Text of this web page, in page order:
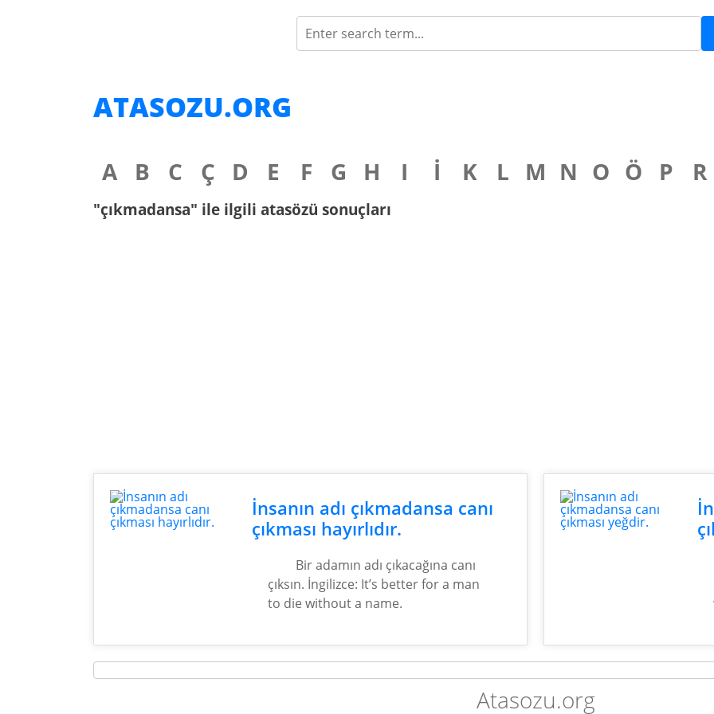
ATASOZU.ORG
A B C Ç D E F G H I İ K L M N O Ö P R
"çıkmadansa" ile ilgili atasözü sonuçları
İnsanın adı çıkmadansa canı
çıkması hayırlıdır.
Bir adamın adı çıkacağına canı
çıksın. İngilizce: It’s better for a man
to die without a name.
Atasozu.org